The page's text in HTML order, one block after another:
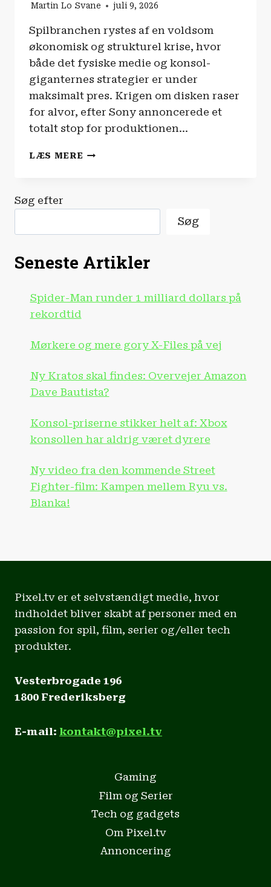
Martin Lo Svane juli 9, 2026
Spilbranchen rystes af en voldsom
økonomisk og strukturel krise, hvor
både det fysiske medie og konsol-
giganternes strategier er under
maksimalt pres. Krigen om disken raser
for alvor, efter Sony annoncerede et
totalt stop for produktionen…
LÆS MERE SPILNYHEDERNE
Søg efter
Søg
Seneste Artikler
Spider-Man runder 1 milliard dollars på
rekordtid
Mørkere og mere gory X-Files på vej
Ny Kratos skal findes: Overvejer Amazon
Dave Bautista?
Konsol-priserne stikker helt af: Xbox
konsollen har aldrig været dyrere
Ny video fra den kommende Street
Fighter-film: Kampen mellem Ryu vs.
Blanka!
Pixel.tv er et selvstændigt medie, hvor
indholdet bliver skabt af personer med en
passion for spil, film, serier og/eller tech
produkter.
Vesterbrogade 196
1800 Frederiksberg
E-mail: kontakt@pixel.tv
Gaming
Film og Serier
Tech og gadgets
Om Pixel.tv
Annoncering